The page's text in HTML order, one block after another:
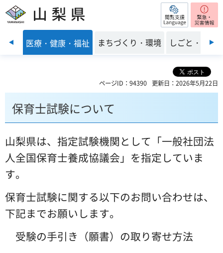
山梨県 閲覧支援
て 医療・健康・福祉 まちづくり・環境 しごと・産業
ページID：94390 更新日：2026年5月22日
保育士試験について
山梨県は、指定試験機関として「一般社団法
人全国保育士養成協議会」を指定していま
す。
保育士試験に関する以下のお問い合わせは、
下記までお願いします。
受験の手引き（願書）の取り寄せ方法